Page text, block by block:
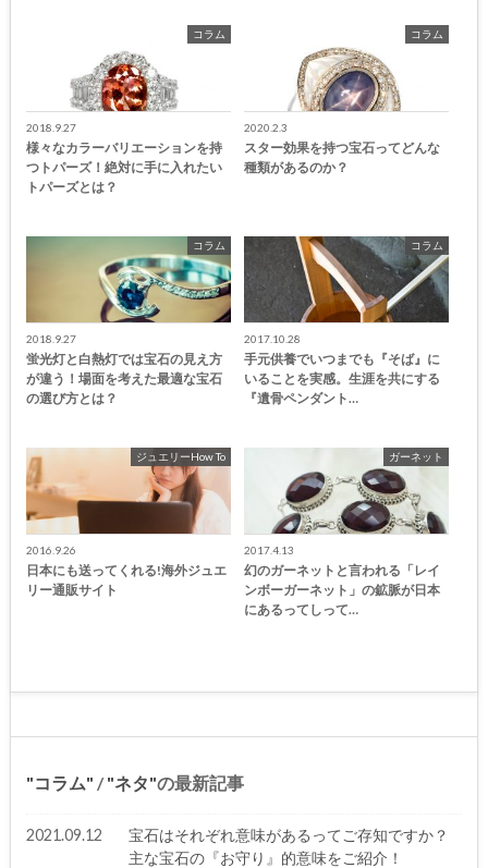
コラム
2018.9.27
様々なカラーバリエーションを持
つトパーズ！絶対に手に入れたい
トパーズとは？
コラム
2020.2.3
スター効果を持つ宝石ってどんな
種類があるのか？
コラム
2018.9.27
蛍光灯と白熱灯では宝石の見え方
が違う！場面を考えた最適な宝石
の選び方とは？
コラム
2017.10.28
手元供養でいつまでも『そば』に
いることを実感。生涯を共にする
『遺骨ペンダント…
ジュエリーHow To
2016.9.26
日本にも送ってくれる!海外ジュエ
リー通販サイト
ガーネット
2017.4.13
幻のガーネットと言われる「レイ
ンボーガーネット」の鉱脈が日本
にあるってしって…
コラム / ネタ の最新記事
2021.09.12
宝石はそれぞれ意味があるってご存知ですか？
主な宝石の『お守り』的意味をご紹介！